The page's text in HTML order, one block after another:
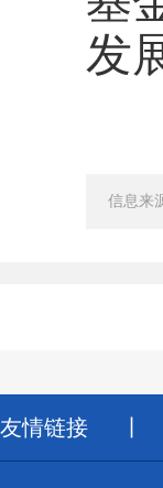
发
信息来
友情链接